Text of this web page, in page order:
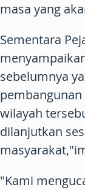
masa yang
Sementara
sebelumnya
wilayah
dilanjutkan
"Kami